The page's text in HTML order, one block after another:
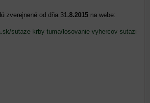
zverejnené od dňa 31 .8.2015 na webe:
sutaze-krby-tuma/losovanie-vyhercov-sutazi-